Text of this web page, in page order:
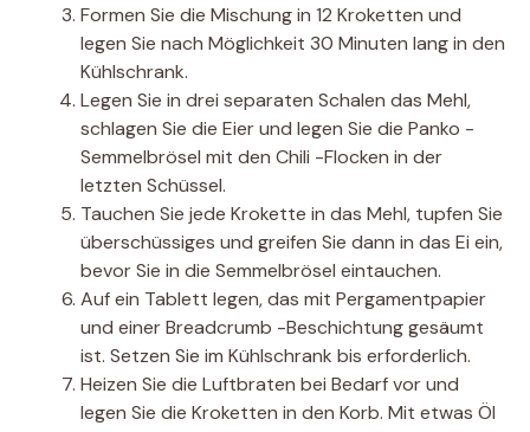
Formen Sie die Mischung in 12 Kroketten und
legen Sie nach Möglichkeit 30 Minuten lang in den
Kühlschrank.
Legen Sie in drei separaten Schalen das Mehl,
schlagen Sie die Eier und legen Sie die Panko -
Semmelbrösel mit den Chili -Flocken in der
letzten Schüssel.
Tauchen Sie jede Krokette in das Mehl, tupfen Sie
überschüssiges und greifen Sie dann in das Ei ein,
bevor Sie in die Semmelbrösel eintauchen.
Auf ein Tablett legen, das mit Pergamentpapier
und einer Breadcrumb -Beschichtung gesäumt
ist. Setzen Sie im Kühlschrank bis erforderlich.
Heizen Sie die Luftbraten bei Bedarf vor und
legen Sie die Kroketten in den Korb. Mit etwas Öl